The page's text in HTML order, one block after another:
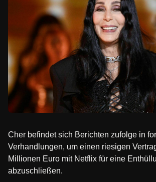
Cher befindet sich Berichten zufolge in
Verhandlungen, um einen riesigen
Millionen Euro mit Netflix für eine
abzuschließen.